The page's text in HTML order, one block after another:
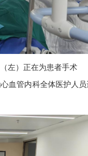
左）正在为患者手术
血管内科全体医护人